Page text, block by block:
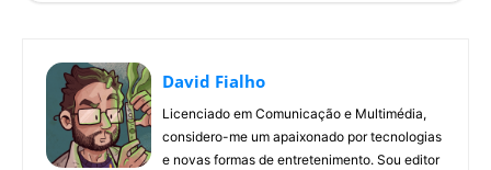
David Fialho
Licenciado em Comunicação e Multimédia,
considero-me um apaixonado por tecnologias
e novas formas de entretenimento. Sou editor